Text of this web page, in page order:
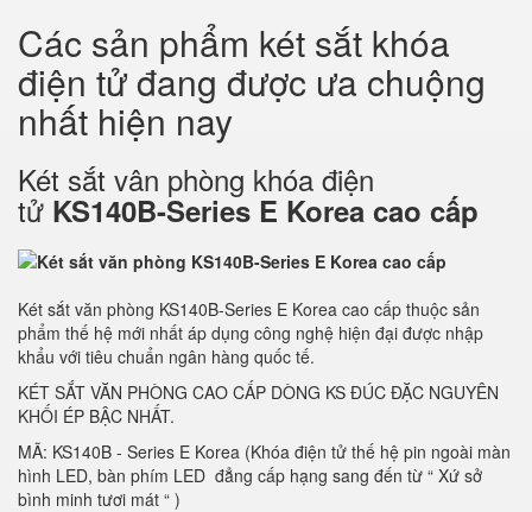
Các sản phẩm két sắt khóa
điện tử đang được ưa chuộng
nhất hiện nay
Két sắt vân phòng khóa điện
tử KS140B-Series E Korea cao cấp
Két sắt văn phòng KS140B-Series E Korea cao cấp thuộc sản
phẩm thế hệ mới nhất áp dụng công nghệ hiện đại được nhập
khẩu với tiêu chuẩn ngân hàng quốc tế.
KÉT SẮT VĂN PHÒNG CAO CẤP DÒNG KS ĐÚC ĐẶC NGUYÊN
KHỐI ÉP BẬC NHẤT.
MÃ: KS140B - Series E Korea (Khóa điện tử thế hệ pin ngoài màn
hình LED, bàn phím LED đẳng cấp hạng sang đến từ “ Xứ sở
bình minh tươi mát “ )